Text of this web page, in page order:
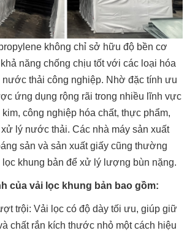
không chỉ sở hữu độ bền cơ
năng chống chịu tốt với các loại hóa
nước thải công nghiệp. Nhờ đặc tính ưu
ứng dụng rộng rãi trong nhiều lĩnh vực
công nghiệp hóa chất, thực phẩm,
lý nước thải. Các nhà máy sản xuất
sản và sản xuất giấy cũng thường
khung bản để xử lý lượng bùn nặng.
của vải lọc khung bản bao gồm:
trội: Vải lọc có độ dày tối ưu, giúp giữ
chất rắn kích thước nhỏ một cách hiệu